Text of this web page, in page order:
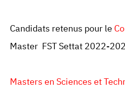
Candidats retenus pour le
Master FST Settat 2022-
Masters en Sciences et